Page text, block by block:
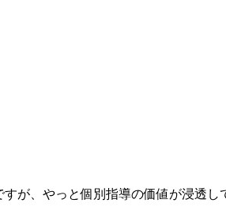
が、やっと個別指導の価値が浸透し